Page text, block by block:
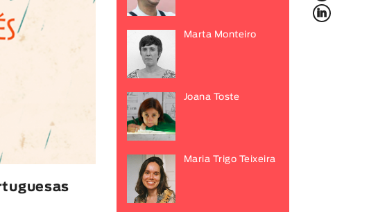
f
Marta Monteiro
Joana Toste
Maria Trigo Teixeira